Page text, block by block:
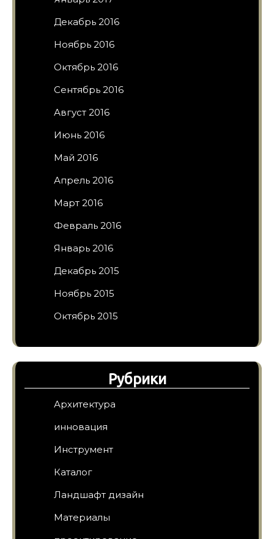
Декабрь 2016
Ноябрь 2016
Октябрь 2016
Сентябрь 2016
Август 2016
Июнь 2016
Май 2016
Апрель 2016
Март 2016
Февраль 2016
Январь 2016
Декабрь 2015
Ноябрь 2015
Октябрь 2015
Рубрики
Архитектура
инновация
Инструмент
Каталог
Ландшафт дизайн
Материалы